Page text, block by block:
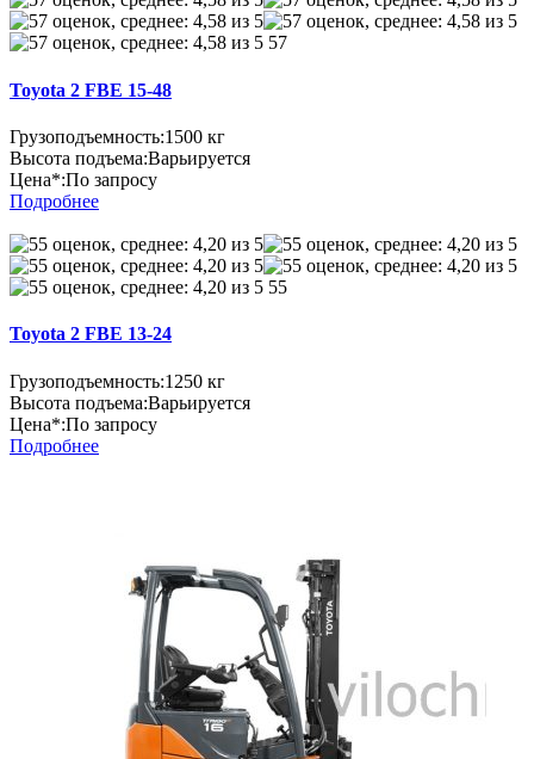
57
Toyota 2 FBE 15-48
Грузоподъемность:1500 кг
Высота подъема:Варьируется
Цена*:По запросу
Подробнее
55
Toyota 2 FBE 13-24
Грузоподъемность:1250 кг
Высота подъема:Варьируется
Цена*:По запросу
Подробнее